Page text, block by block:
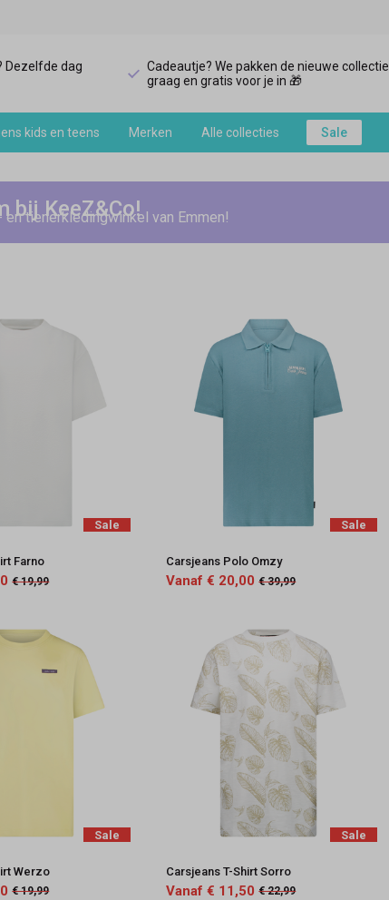
Dezelfde dag
Cadeautje? We pakken de nieuwe collectie
graag en gratis voor je in 🎁
kids en teens Merken Alle collecties Sale
bij KeeZ&Co!
tienerkledingwinkel van Emmen!
Sale
Farno
€ 19,99
Sale
Carsjeans Polo Omzy
Vanaf € 20,00 € 39,99
Sale
Werzo
€ 19,99
Sale
Carsjeans T-Shirt Sorro
Vanaf € 11,50 € 22,99